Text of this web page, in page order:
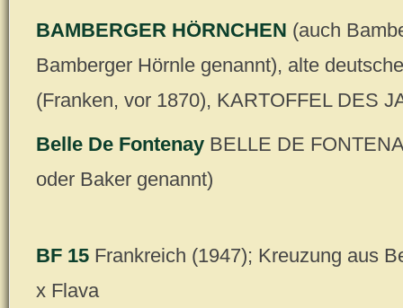
BAMBERGER HÖRNCHEN (auch
Bamberger Hörnle genannt), alte
(Franken, vor 1870), KARTOFFEL DES
Belle De Fontenay BELLE DE
oder Baker genannt)
BF 15 Frankreich (1947); Kreuzung aus
x Flava